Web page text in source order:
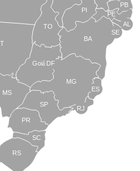
TO
BA
SE
PE
AL
PI
MS
Goiás
PR
SC
RS
SP
MG
RJ
ES
DF
PB